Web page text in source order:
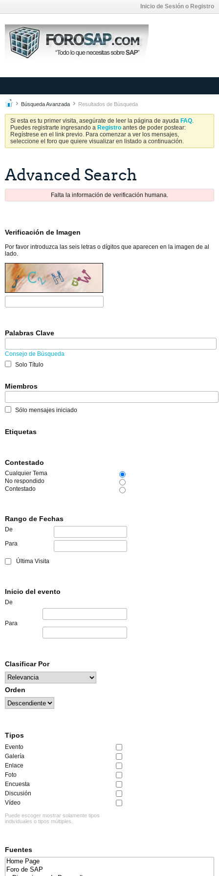
Inicio de Sesión o Registro
Búsqueda Avanzada Resultados de Búsqueda
Si esta es tu primer visita, asegúrate de leer la página de ayuda FAQ.
Puedes registrarte ingresando a Registro antes de poder postear:
Regístrese en el link previo. Para comenzar a ver los mensajes,
seleccione el foro que quiere visualizar en listado a continuación.
Advanced Search
Falta la información de verificación humana.
Verificación de Imagen
Por favor introduzca las seis letras o dígitos que aparecen en la imagen de al
lado.
Palabras Clave
Consejo de Búsqueda
Solo Título
Miembros
Sólo mensajes iniciado
Etiquetas
Contestado
Cualquier Tema
No respondido
Contestado
Rango de Fechas
De
Para
Última Visita
Inicio del evento
De
Para
Clasificar Por
Orden
Tipos
Evento
Galería
Enlace
Foto
Encuesta
Discusión
Vídeo
Puede escoger mostrar solamente tipos
individuales o tipos múltiples.
Fuentes